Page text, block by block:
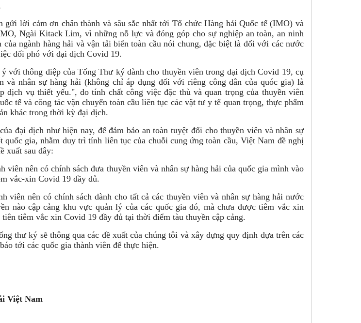
lời cảm ơn chân thành và sâu sắc nhất tới Tổ chức Hàng hải Quốc tế (IMO) và
Ngài Kitack Lim, vì những nỗ lực và đóng góp cho sự nghiệp an toàn, an ninh
ngành hàng hải và vận tải biển toàn cầu nói chung, đặc biệt là đối với các nước
đối phó với đại dịch Covid 19.
với thông điệp của Tổng Thư ký dành cho thuyền viên trong đại dịch Covid 19, cụ
và nhân sự hàng hải (không chỉ áp dụng đối với riêng công dân của quóc gia) là
dịch vụ thiết yếu.", do tính chất công việc đặc thù và quan trọng của thuyền viên
tế và công tác vận chuyển toàn cầu liên tục các vật tư y tế quan trọng, thực phẩm
khác trong thời kỳ đại dịch.
đại dịch như hiện nay, để đảm bảo an toàn tuyệt đối cho thuyền viên và nhân sự
quốc gia, nhằm duy trì tính liên tục của chuỗi cung ứng toàn cầu, Việt Nam đề nghị
xuất sau đây:
viên nên có chính sách đưa thuyền viên và nhân sự hàng hải của quốc gia mình vào
vắc-xin Covid 19 đầy đủ.
viên nên có chính sách dành cho tất cả các thuyền viên và nhân sự hàng hải nước
nào cập cảng khu vực quản lý của các quốc gia đó, mà chưa được tiêm vắc xin
tiêm vắc xin Covid 19 đầy đủ tại thời điểm tàu thuyền cập cảng.
thư ký sẽ thông qua các đề xuất của chúng tôi và xây dựng quy định dựa trên các
tới các quốc gia thành viên để thực hiện.
Việt Nam